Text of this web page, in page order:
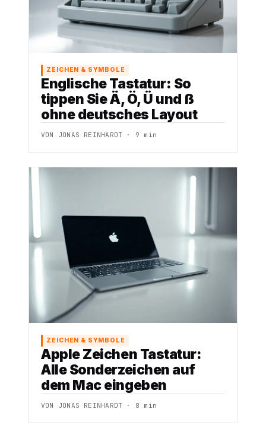
ZEICHEN & SYMBOLE
Englische Tastatur: So
tippen Sie Ä, Ö, Ü und ß
ohne deutsches Layout
VON JONAS REINHARDT · 9 min
ZEICHEN & SYMBOLE
Apple Zeichen Tastatur:
Alle Sonderzeichen auf
dem Mac eingeben
VON JONAS REINHARDT · 8 min